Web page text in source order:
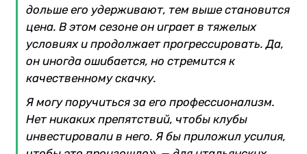
дольше его удерживают, тем выше становится
цена. В этом сезоне он играет в тяжелых
условиях и продолжает прогрессировать. Да,
он иногда ошибается, но стремится к
качественному скачку.
Я могу поручиться за его профессионализм.
Нет никаких препятствий, чтобы клубы
инвестировали в него. Я бы приложил усилия,